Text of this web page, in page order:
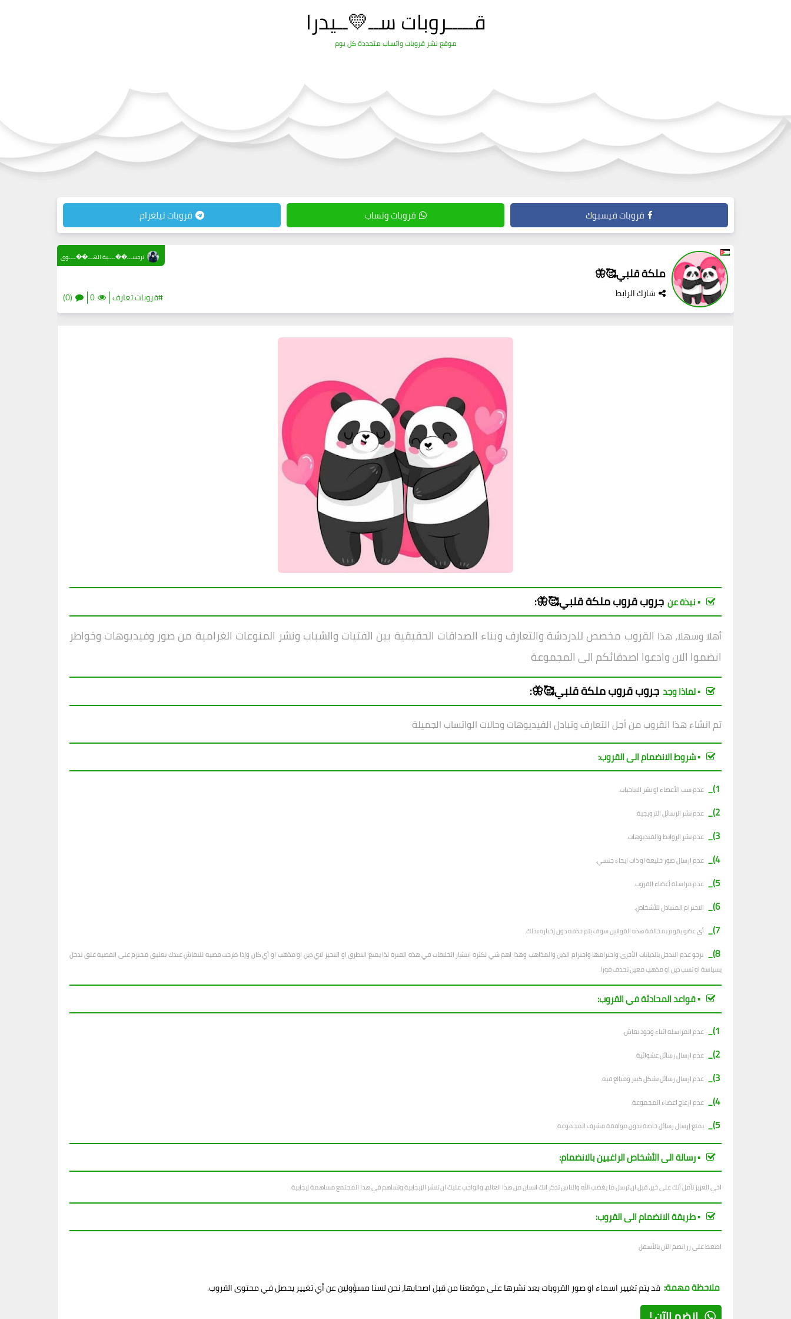
قـــــروبات ســ💛ــيدرا
موقع نشر قروبات واتساب متجددة كل يوم
قروبات فيسبوك قروبات وتساب قروبات تيلغرام
ملكة قلبي🥰🦋
شارك الرابط #قروبات تعارف 0
(0)
نرجســـ��ــــية الهـــ��ــــوى
▪︎ نبذة عن جروبقروبملكة قلبي🥰🦋:
أهلا وسهلا، هذا القروب مخصص للدردشة والتعارف وبناء الصداقات الحقيقية بين الفتيات والشباب ونشر المنوعات الغرامية من صور وفيديوهات وخواطر
انضموا الان وادعوا اصدقائكم الى المجموعة
▪︎ لماذا وجد جروبقروبملكة قلبي🥰🦋:
تم انشاء هذا القروب من أجل التعارف وتبادل الفيديوهات وحالات الواتساب الجميلة
▪︎ شروط الانضمام الى القروب:
1)_
عدم سب الأعضاء او نشر الاباحيات.
2)_ عدم نشر الرسائل الترويجية.
3)_ عدم نشر الروابط والفيديوهات.
4)_ عدم ارسال صور خليعة او ذات ايحاء جنسي.
5)_ عدم مراسلة أعضاء القروب.
6)_ الاحترام المتبادل للأشخاص.
7)_ أي عضو يقوم بمخالفة هذه القوانين سوف يتم حذفه دون إخباره بذلك.
8)_
نرجو عدم التدخل بالديانات الأخرى واحترامها واحترام الدين والمذاهب وهذا اهم شي لكثرة انتشار الخلافات في هذه الفترة لذا يمنع التطرق او التحيز لاي دين او مذهب او أي كان وإذا طرحت قضية للنقاش عندك تعليق محترم على القضية علق تدخل
بسياسة او تسب دين او مذهب معين تحذف فورا.
▪︎ قواعد المحادثة في القروب:
1)_
عدم المراسلة اثناء وجود نقاش.
2)_ عدم ارسال رسائل عشوائية.
3)_ عدم ارسال رسائل بشكل كبير ومبالغ فيه.
4)_ عدم ازعاج اعضاء المجموعة.
5)_ يمنع إرسال رسائل خاصة بدون موافقة مشرف المجموعة.
▪︎ رسالة الى الأشخاص الراغبين بالانضمام:
اخي العزيز نأمل أنك على خير، قبل ان ترسل ما يغضب الله والناس تذكر انك انسان من هذا العالم، والواجب عليك ان تنشر الإيجابية وتساهم في هذا المجتمع مساهمة إيجابية.
▪︎ طريقة الانضمام الى القروب:
اضغط على زر انضم الآن بالأسفل
ملاحظة مهمة: قد يتم تغيير اسماء او صور القروبات بعد نشرها على موقعنا من قبل اصحابها، نحن لسنا مسؤولين عن أي تغيير يحصل في محتوى القروب.